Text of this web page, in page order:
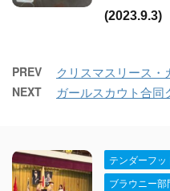
(2023.9.3)
PREV クリスマスリース・
NEXT ガールスカウト合同
テンダーフッ
ブラウニー部